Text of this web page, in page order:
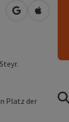
in Google
in
Platz der